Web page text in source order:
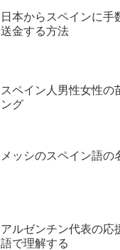
日本からスペインに手
送金する方法
スペイン人男性女性の
ング
メッシのスペイン語の
アルゼンチン代表の応
語で理解する